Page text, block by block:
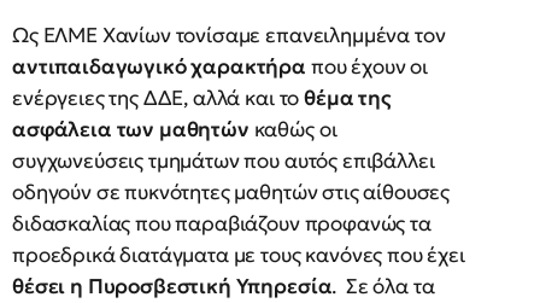
Ως ΕΛΜΕ Χανίων τονίσαμε επανειλημμένα τον
αντιπαιδαγωγικό χαρακτήρα που έχουν οι
ενέργειες της ΔΔΕ, αλλά και τοθέμα της
ασφάλεια των μαθητών καθώς οι
συγχωνεύσεις τμημάτων που αυτός επιβάλλει
οδηγούν σε πυκνότητες μαθητών στις αίθουσες
διδασκαλίας που παραβιάζουν προφανώς τα
προεδρικά διατάγματα με τους κανόνες που έχει
θέσει η Πυροσβεστική Υπηρεσία. Σε όλα τα